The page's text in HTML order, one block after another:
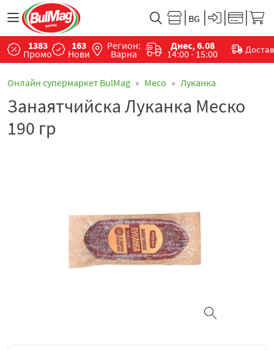
1383
Промо
163
Нови
Регион:
Варна
Днес, 6.08
14:00 - 15:00
Онлайн супермаркет BulMag Месo Луканка
Занаятчийска Луканка Меско
190 гр